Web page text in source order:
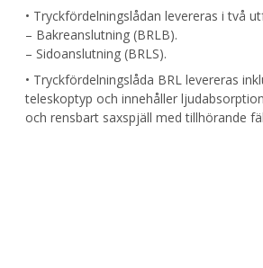
• Tryckfördelningslådan levereras i två
– Bakreanslutning (BRLB).
– Sidoanslutning (BRLS).
• Tryckfördelningslåda BRL levereras
teleskoptyp och innehåller
och rensbart saxspjäll med tillhörande